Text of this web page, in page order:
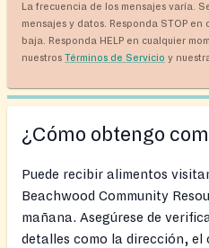
La frecuencia de los mensajes varía.
mensajes y datos. Responda STOP
baja. Responda HELP en cualquier
nuestros Términos de Servicio y
¿Cómo obtengo
Puede recibir alimentos
Beachwood Community
mañana. Asegúrese de
detalles como la dirección,